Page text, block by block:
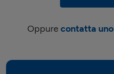
Oppure contatta